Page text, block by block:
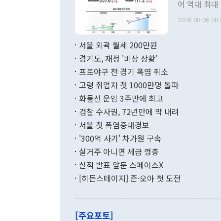
관의 무리한
다. [정동영 통일부 장관이 지난달 23일 오후 서울 종로구 정부서울청사에
무너졌다고
함께 4자 대
"우리의 선
관은 업무
어 역대 최
료=한국은행] 한국은행이 6일 발표한 '2026년 6월 국제수지(잠정)'
며 월간 기
196.9% 급
수출은
기록했지만
로 전환됐다.
는 배당수입
2026-08-06
서울 외곽 월세 200만원
경기도, 재정 '비상 상황'
프로야구 전 경기 폭염 취소
고령 취업자 첫 1000만명 돌파
화물선 운임 3주만에 최고
검찰 수사권, 72년만에 막 내려
서울 첫 폭염중대경보
'300억 사기' 차가원 구속
실거주 아니면 세금 껑충
실적 발표 앞둔 스페이스X
[히든스테이지] 즌·오아 첫 도전
[주요포토]